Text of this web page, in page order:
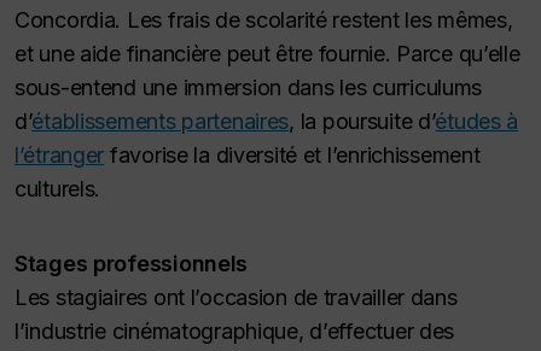
Concordia. Les frais de scolarité restent les mêmes,
et une aide financière peut être fournie. Parce qu’elle
sous-entend une immersion dans les curriculums
d’établissements partenaires, la poursuite d’études à
l’étranger favorise la diversité et l’enrichissement
culturels.
Stages professionnels
Les stagiaires ont l’occasion de travailler dans
l’industrie cinématographique, d’effectuer des